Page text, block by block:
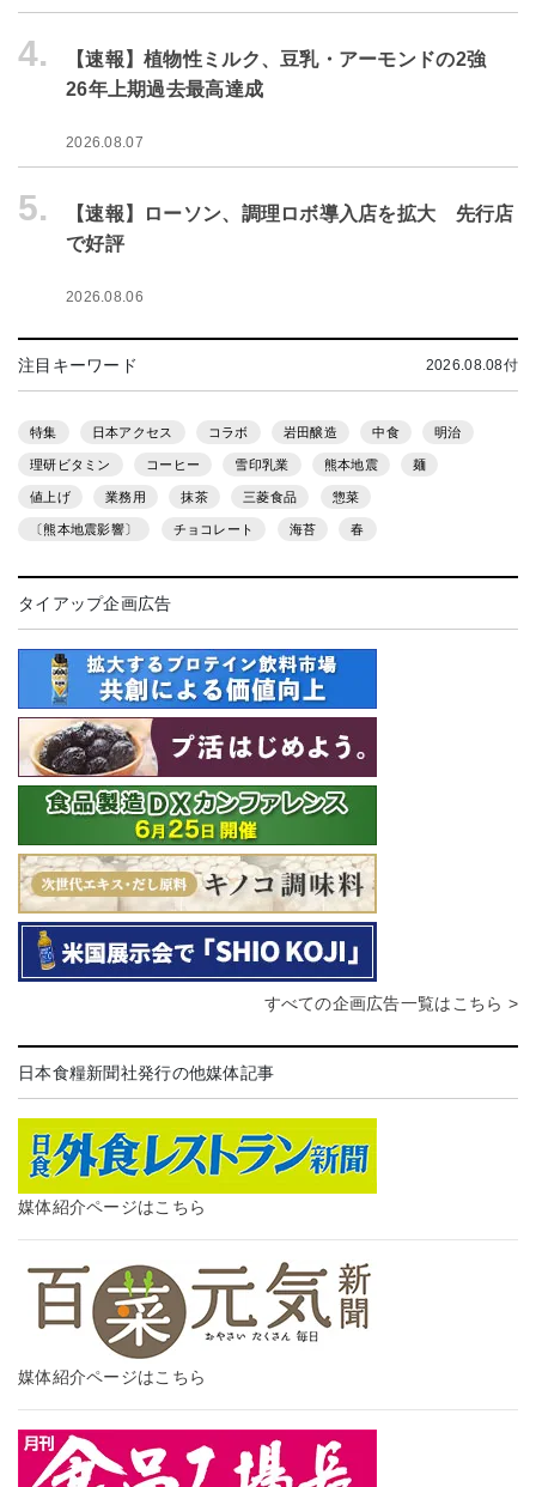
4.
【速報】植物性ミルク、豆乳・アーモンドの2強
26年上期過去最高達成
2026.08.07
5.
【速報】ローソン、調理ロボ導入店を拡大 先行店
で好評
2026.08.06
注目キーワード 2026.08.08付
特集 日本アクセス コラボ 岩田醸造 中食 明治
理研ビタミン コーヒー 雪印乳業 熊本地震 麺
値上げ 業務用 抹茶 三菱食品 惣菜
〔熊本地震影響〕 チョコレート 海苔 春
タイアップ企画広告
すべての企画広告一覧はこちら >
日本食糧新聞社発行の他媒体記事
媒体紹介ページはこちら
媒体紹介ページはこちら